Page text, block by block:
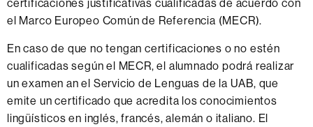
el Marco Europeo Común de Referencia (MECR).
En caso de que no tengan certificaciones o no estén
cualificadas según el MECR, el alumnado podrá realizar
un examen an el Servicio de Lenguas de la UAB, que
emite un certificado que acredita los conocimientos
lingüísticos en inglés, francés, alemán o italiano. El